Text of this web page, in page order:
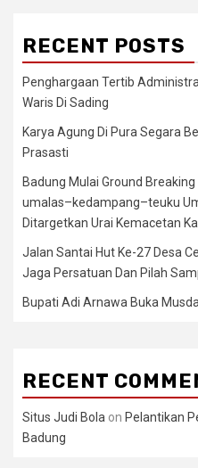
RECENT POSTS
Penghargaan Tertib
Waris Di Sading
Karya Agung Di Pura Segara
Prasasti
Badung Mulai Ground
umalas–kedampang–teuku
Ditargetkan Urai Kemacetan
Jalan Santai Hut Ke-27 Desa
Jaga Persatuan Dan Pilah
Bupati Adi Arnawa Buka
RECENT
Situs Judi Bola on Pelantikan
Badung